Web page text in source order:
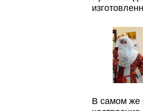
В самом же